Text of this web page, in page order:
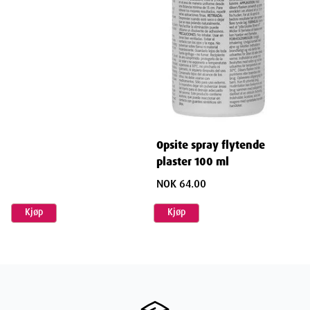
Fjerning av plaster fra sensitive hudområder
Fjerning av medisinske tape og bandasjer
Apro Plasterfjerner gjør plasterfjerning til en smertefri opplevelse.
Med sin effektive og skånsomme formel, er den et essensielt
verktøy i enhver førstehjelpspakke eller medisinskap. Gjør fjerning
Navn: Apro Plasterfjerner 100ml
Leverandør
Kjøp
Opsite spray flytende
plaster 100 ml
NOK 64.00
Kjøp